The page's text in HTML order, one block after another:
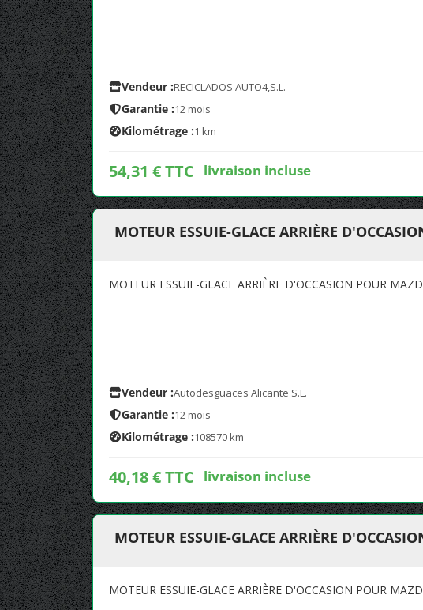
Vendeur :RECICLADOS AUTO4,S.L.
Garantie :12 mois
Kilométrage :1 km
54,31 € TTC livraison incluse
MOTEUR ESSUIE-GLACE ARRIÈRE
MOTEUR ESSUIE-GLACE ARRIÈRE D'OCCASION POUR
Vendeur :Autodesguaces Alicante S.L.
Garantie :12 mois
Kilométrage :108570 km
40,18 € TTC livraison incluse
MOTEUR ESSUIE-GLACE ARRIÈRE
MOTEUR ESSUIE-GLACE ARRIÈRE D'OCCASION POUR